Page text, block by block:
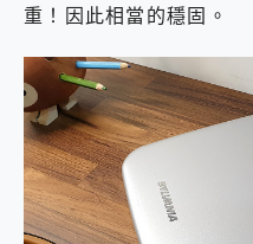
重！因此相當的穩固。